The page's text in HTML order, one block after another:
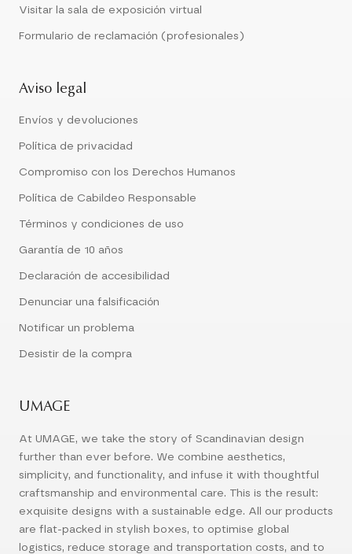
Visitar la sala de exposición virtual
Formulario de reclamación (profesionales)
Aviso legal
Envíos y devoluciones
Política de privacidad
Compromiso con los Derechos Humanos
Política de Cabildeo Responsable
Términos y condiciones de uso
Garantía de 10 años
Declaración de accesibilidad
Denunciar una falsificación
Notificar un problema
Desistir de la compra
UMAGE
At UMAGE, we take the story of Scandinavian design
further than ever before. We combine aesthetics,
simplicity, and functionality, and infuse it with thoughtful
craftsmanship and environmental care. This is the result:
exquisite designs with a sustainable edge. All our products
are flat-packed in stylish boxes, to optimise global
logistics, reduce storage and transportation costs, and to